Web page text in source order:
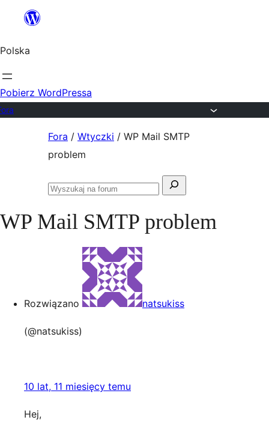
Przejdź
treści
Polska
Pobierz WordPressa
Fora / Wtyczki / WP Mail SMTP
problem
Szukaj:
Przeszukaj
WP Mail SMTP problem
Rozwiązano natsukiss
(@natsukiss)
10 lat, 11 miesięcy temu
Hej,